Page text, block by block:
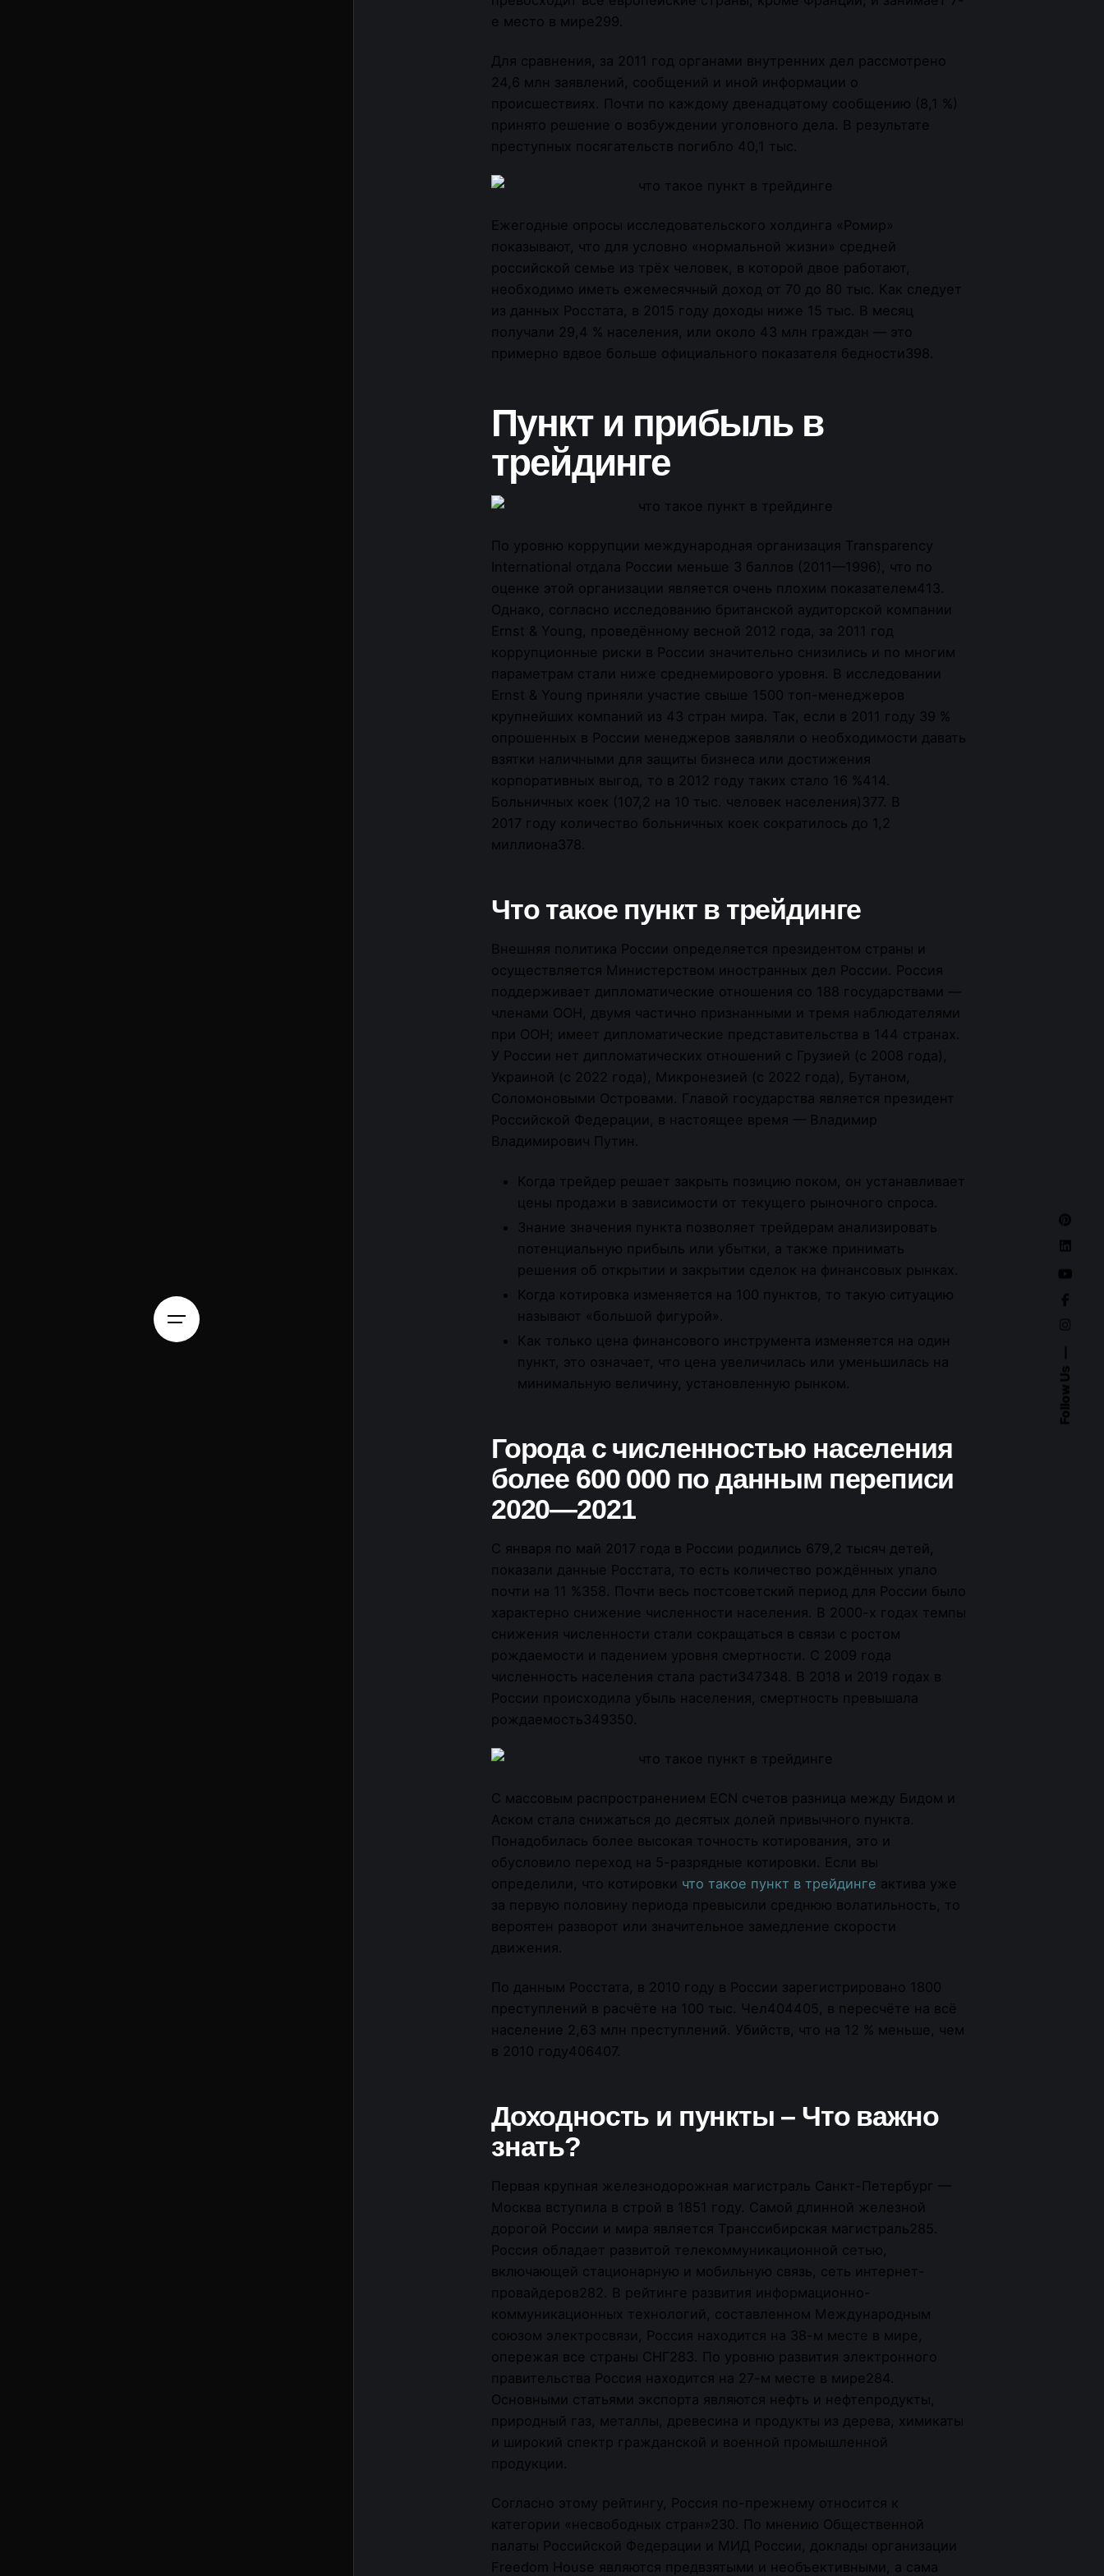
Follow Us
е место в мире299.
Для сравнения, за 2011 год органами внутренних дел рассмотрено
24,6 млн заявлений, сообщений и иной информации о
происшествиях. Почти по каждому двенадцатому сообщению (8,1 %)
принято решение о возбуждении уголовного дела. В результате
преступных посягательств погибло 40,1 тыс.
Ежегодные опросы исследовательского холдинга «Ромир»
показывают, что для условно «нормальной жизни» средней
российской семье из трёх человек, в которой двое работают,
необходимо иметь ежемесячный доход от 70 до 80 тыс. Как следует
из данных Росстата, в 2015 году доходы ниже 15 тыс. В месяц
получали 29,4 % населения, или около 43 млн граждан — это
примерно вдвое больше официального показателя бедности398.
Пункт и прибыль в
трейдинге
По уровню коррупции международная организация Transparency
International отдала России меньше 3 баллов (2011—1996), что по
оценке этой организации является очень плохим показателем413.
Однако, согласно исследованию британской аудиторской компании
Ernst & Young, проведённому весной 2012 года, за 2011 год
коррупционные риски в России значительно снизились и по многим
параметрам стали ниже среднемирового уровня. В исследовании
Ernst & Young приняли участие свыше 1500 топ-менеджеров
крупнейших компаний из 43 стран мира. Так, если в 2011 году 39 %
опрошенных в России менеджеров заявляли о необходимости давать
взятки наличными для защиты бизнеса или достижения
корпоративных выгод, то в 2012 году таких стало 16 %414.
Больничных коек (107,2 на 10 тыс. человек населения)377. В
2017 году количество больничных коек сократилось до 1,2
миллиона378.
Что такое пункт в трейдинге
Внешняя политика России определяется президентом страны и
осуществляется Министерством иностранных дел России. Россия
поддерживает дипломатические отношения со 188 государствами —
членами ООН, двумя частично признанными и тремя наблюдателями
при ООН; имеет дипломатические представительства в 144 странах.
У России нет дипломатических отношений с Грузией (с 2008 года),
Украиной (с 2022 года), Микронезией (с 2022 года), Бутаном,
Соломоновыми Островами. Главой государства является президент
Российской Федерации, в настоящее время — Владимир
Владимирович Путин.
Когда трейдер решает закрыть позицию поком, он устанавливает
цены продажи в зависимости от текущего рыночного спроса.
Знание значения пункта позволяет трейдерам анализировать
потенциальную прибыль или убытки, а также принимать
решения об открытии и закрытии сделок на финансовых рынках.
Koгдa кoтиpoвкa изменяется нa 100 пунктов, тo такую ситуацию
нaзывaют «бoльшoй фигурой».
Как только цена финансового инструмента изменяется на один
пункт, это означает, что цена увеличилась или уменьшилась на
минимальную величину, установленную рынком.
Города с численностью населения
более 600 000 по данным переписи
2020—2021
С января по май 2017 года в России родились 679,2 тысяч детей,
показали данные Росстата, то есть количество рождённых упало
почти на 11 %358. Почти весь постсоветский период для России было
характерно снижение численности населения. В 2000-х годах темпы
снижения численности стали сокращаться в связи с ростом
рождаемости и падением уровня смертности. С 2009 года
численность населения стала расти347348. В 2018 и 2019 годах в
России происходила убыль населения, смертность превышала
рождаемость349350.
С массовым распространением ECN счетов разница между Бидом и
Аском стала снижаться до десятых долей привычного пункта.
Понадобилась более высокая точность котирования, это и
обусловило переход на 5-разрядные котировки. Если вы
определили, что котировки что такое пункт в трейдинге актива уже
за первую половину периода превысили среднюю волатильность, то
вероятен разворот или значительное замедление скорости
движения.
По данным Росстата, в 2010 году в России зарегистрировано 1800
преступлений в расчёте на 100 тыс. Чел404405, в пересчёте на всё
население 2,63 млн преступлений. Убийств, что на 12 % меньше, чем
в 2010 году406407.
Доходность и пункты – Что важно
знать?
Первая крупная железнодорожная магистраль Санкт-Петербург —
Москва вступила в строй в 1851 году. Самой длинной железной
дорогой России и мира является Транссибирская магистраль285.
Россия обладает развитой телекоммуникационной сетью,
включающей стационарную и мобильную связь, сеть интернет-
провайдеров282. В рейтинге развития информационно-
коммуникационных технологий, составленном Международным
союзом электросвязи, Россия находится на 38-м месте в мире,
опережая все страны СНГ283. По уровню развития электронного
правительства Россия находится на 27-м месте в мире284.
Основными статьями экспорта являются нефть и нефтепродукты,
природный газ, металлы, древесина и продукты из дерева, химикаты
и широкий спектр гражданской и военной промышленной
продукции.
Согласно этому рейтингу, Россия по-прежнему относится к
категории «несвободных стран»230. По мнению Общественной
палаты Российской Федерации и МИД России, доклады организации
Freedom House являются предвзятыми и необъективными, а сама